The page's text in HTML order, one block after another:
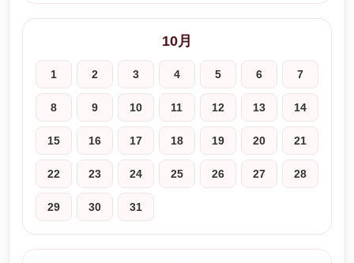
10月
1 2 3 4 5 6 7
8 9 10 11 12 13 14
15 16 17 18 19 20 21
22 23 24 25 26 27 28
29 30 31